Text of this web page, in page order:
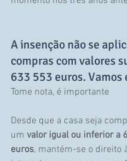
A insenção não se
compras com valores
633 553 euros. Vamos
Tome nota, é importante
Desde que a casa seja
um valor igual ou inferior a
euros, mantém-se o direito